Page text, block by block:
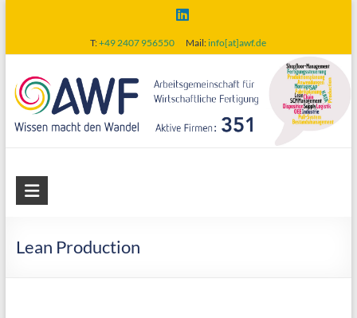
content
T:+49 2407 956550 Mail:info[at]awf.de
AWF
wirtschaftliche
Lean Production